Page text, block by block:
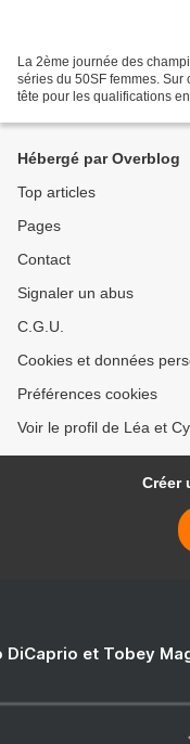
La 2ème journée des
séries du 50SF femmes. Sur
tête pour les qualifications
Hébergé par Overblog
Top articles
Pages
Contact
Signaler un abus
C.G.U.
Cookies et données
Préférences cookies
Voir le profil de Léa et
Créer
DiCaprio et Tobey